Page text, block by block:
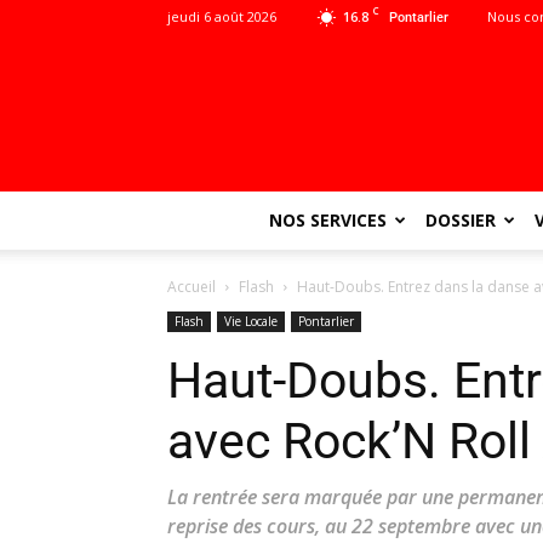
16.8 C Pontarlier
jeudi 6 août 2026 Nous
NOS SERVICES DOSSIER
Accueil Flash Haut-Doubs. Entrez dans la danse
Flash Vie Locale Pontarlier
Haut-Doubs.
avec Rock’N
La rentrée sera marquée par une
reprise des cours, au 22 septembre avec